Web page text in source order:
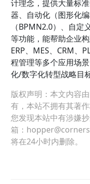
计理念，提供大量标
器、自动化（图形化
（BPMN2.0）、自
等功能，能帮助企业
ERP、MES、CRM、
程管理等多个应用场
化/数字化转型战略目标
版权声明：本文内容
有，本站不拥有其著
您发现本站中有涉嫌
箱：
将在24小时内删除。